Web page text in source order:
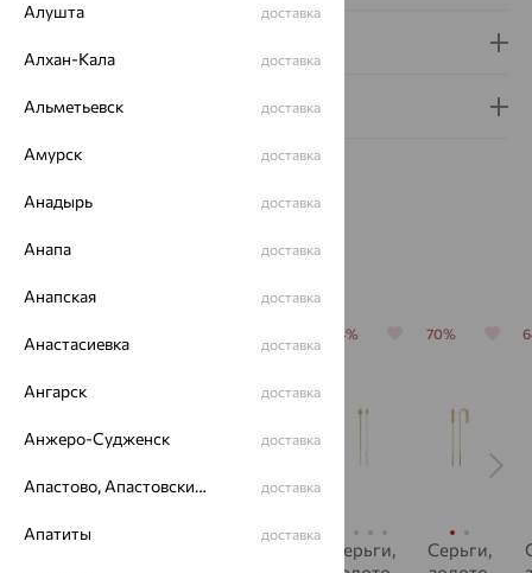
Гарантия и возврат
Серьги,
64%
Серьги,
70%
Серьги,
Алушта доставка
Алхан-Кала доставка
Альметьевск доставка
Амурск доставка
Анадырь доставка
Анапа доставка
Анапская доставка
Анастасиевка доставка
Ангарск доставка
Анжеро-Судженск доставка
Апастово, Апастовский район доставка
Апатиты доставка